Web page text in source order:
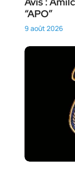
“APO”
9 août 2026